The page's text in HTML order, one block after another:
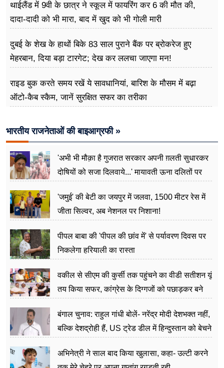
थाईलैंड में 9वी के छात्र ने स्कूल में फायरिंग कर 6 की मौत की,
दादा-दादी को भी मारा, बाद में खुद को भी गोली मारी
दुबई के शेख के हाथों बिके 83 साल पुराने बैंक पर ब्रोकरेज हुए
मेहरबान, दिया बड़ा टारगेट; देख कर ललचा जाएगा मन!
राइड बुक करते समय रखें ये सावधानियां, बारिश के मौसम में बढ़ा
ऑटो-कैब स्कैम, जानें सुरक्षित सफर का तरीका
भारतीय राजनेताओं की बाइआग्रफी »
'अभी भी मौक़ा है गुजरात सरकार अपनी ग़लती सुधारकर
दोषियों को सजा दिलवाये...' मायावती ऊना दलितों पर
'जमुई' की बेटी का जयपुर में जलवा, 1500 मीटर रेस में
जीता सिल्वर, अब नेशनल पर निशाना!
पीपल बाबा की 'पीपल की छांव में' से पर्यावरण दिवस पर
निकलेगा हरियाली का रास्ता
वकील से सीएम की कुर्सी तक पहुंचने का वीडी सतीशन यूं
तय किया सफर, कांग्रेस के दिग्गजों को पछाड़कर बने
बंगाल चुनाव: राहुल गांधी बोलें- नरेंद्र मोदी देशभक्त नहीं,
बल्कि देशद्रोही हैं, US ट्रेड डील में हिन्दुस्तान को बेचने
अभिनेत्री ने साल बाद किया खुलासा, कहा- उल्टी करने